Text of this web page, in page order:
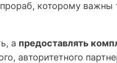
которому важны
а предоставлять
авторитетного